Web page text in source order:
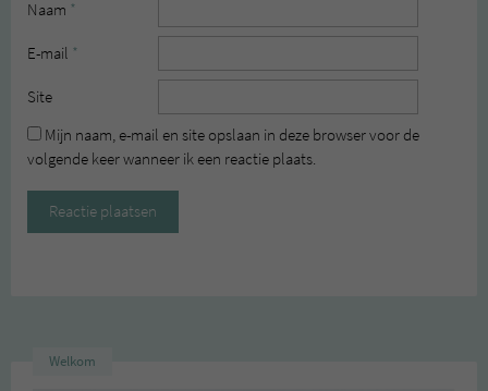
Naam *
E-mail *
Site
Mijn naam, e-mail en site opslaan in deze browser voor de
volgende keer wanneer ik een reactie plaats.
Welkom